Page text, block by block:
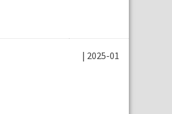
| 2025-01